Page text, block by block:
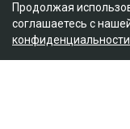
Продолжая
соглашаетесь с
конфиденциальности